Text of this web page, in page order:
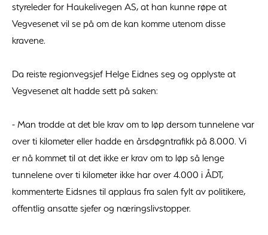
styreleder for Haukelivegen AS, at han kunne røpe at
Vegvesenet vil se på om de kan komme utenom disse
kravene.
Da reiste regionvegsjef Helge Eidnes seg og opplyste at
Vegvesenet alt hadde sett på saken:
- Man trodde at det ble krav om to løp dersom tunnelene var
over ti kilometer eller hadde en årsdøgntrafikk på 8.000. Vi
er nå kommet til at det ikke er krav om to løp så lenge
tunnelene over ti kilometer ikke har over 4.000 i ÅDT,
kommenterte Eidsnes til applaus fra salen fylt av politikere,
offentlig ansatte sjefer og næringslivstopper.